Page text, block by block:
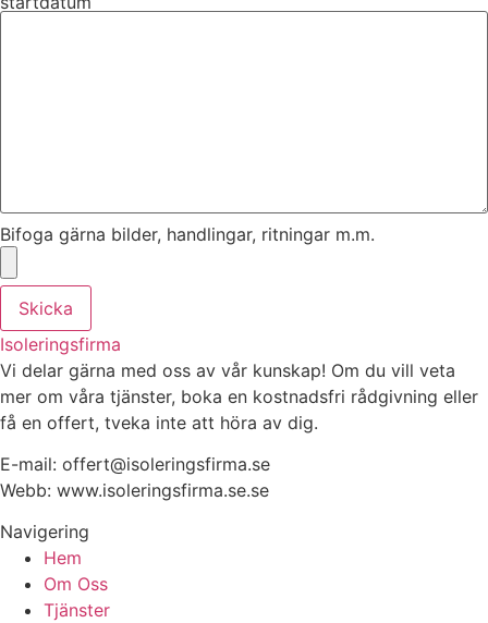
Bifoga gärna bilder, handlingar, ritningar m.m.
Skicka
Isoleringsfirma
Vi delar gärna med oss av vår kunskap! Om du vill veta
mer om våra tjänster, boka en kostnadsfri rådgivning eller
få en offert, tveka inte att höra av dig.
E-mail: offert@isoleringsfirma.se
Webb: www.isoleringsfirma.se.se
Navigering
Hem
Om Oss
Tjänster